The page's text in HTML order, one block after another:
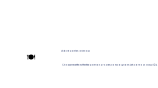
🍽️
Adoré par les animaux
Chaque recette est testée par nos propres compagnons (et par nous aussi 😉).